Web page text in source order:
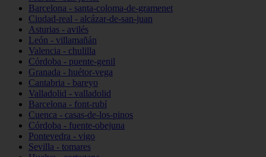
Barcelona - santa-coloma-de-gramenet
Ciudad-real - alcázar-de-san-juan
Asturias - avilés
León - villamañán
Valencia - chulilla
Córdoba - puente-genil
Granada - huétor-vega
Cantabria - bareyo
Valladolid - valladolid
Barcelona - font-rubí
Cuenca - casas-de-los-pinos
Córdoba - fuente-obejuna
Pontevedra - vigo
Sevilla - tomares